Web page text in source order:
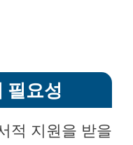
필요성
적 지원을 받을